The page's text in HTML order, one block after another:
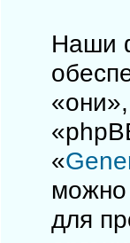
Наши
«
можно
для